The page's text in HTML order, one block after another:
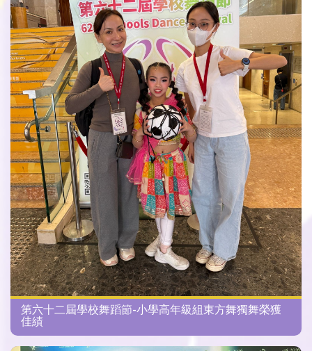
第六十二屆學校舞蹈節-小學高年級組東方舞獨舞榮獲
佳績